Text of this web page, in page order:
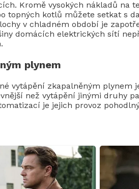
Kromě vysokých nákladů na
topných kotlů můžete setkat s
v chladném období je
domácích elektrických sítí
plynem
vytápění zkapalněným plynem
než vytápění jinými druhy
je jejich provoz